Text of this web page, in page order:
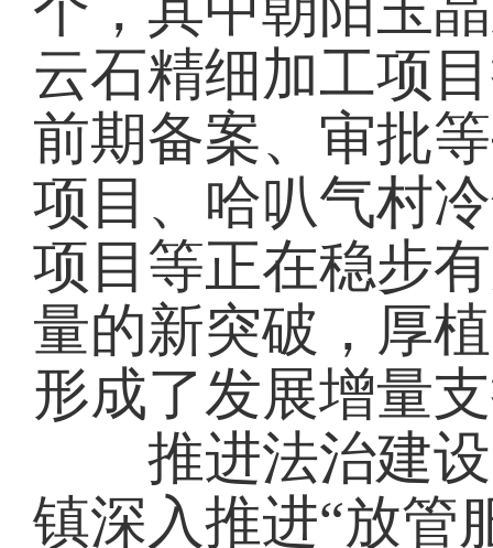
云石精细加工项
前期备案、审批
项目、哈叭气村
项目等正在稳步
量的新突破，厚
形成了发展增量
推进法治建设
镇深入推进“放管